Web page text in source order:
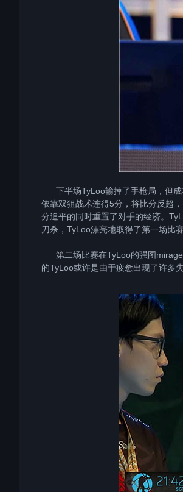
下半场TyLoo输掉了手枪局，但成
依靠双狙战术连得5分，将比分反超
分追平的同时重置了对手的经济。
刀杀，TyLoo漂亮地取得了第一场比赛
第二场比赛在TyLoo的强图mirage
的TyLoo或许是由于疲惫出现了许多